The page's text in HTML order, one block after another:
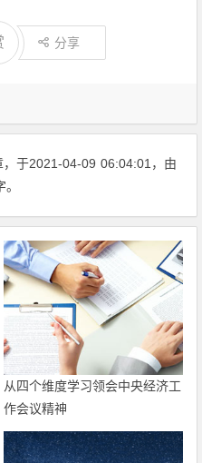
分享
，于2021-04-09 06:04:01 ，由
从四个维度学习领会中央经济工
作会议精神